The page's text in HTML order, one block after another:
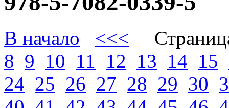
В начало <<<
8 9 10 11 12 13 14 15
24 25 26 27 28 29 30